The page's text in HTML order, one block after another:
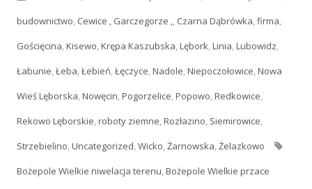
budownictwo, Cewice , Garczegorze ,, Czarna Dąbrówka,firma,
Gościęcina,Kisewo,Krępa Kaszubska,Lębork,Linia,Lubowidz,
Łabunie,Łeba,Łebień,Łęczyce,Nadole,Niepoczołowice,Nowa
Wieś Lęborska,Nowęcin,Pogorzelice,Popowo,Redkowice,
Rekowo Lęborskie,roboty ziemne,Rozłazino, Siemirowice,
Strzebielino,Uncategorized,Wicko,Żarnowska,Żelazkowo
Bożepole Wielkie niwelacja terenu,Bożepole Wielkie przace